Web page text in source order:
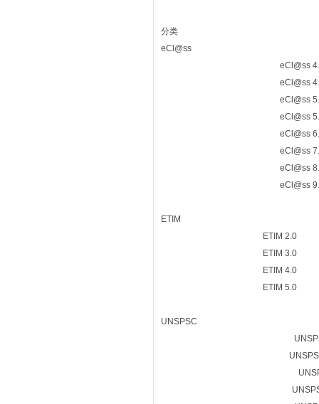
分类
eCl@ss
eCl@ss
eCl@ss
eCl@ss
eCl@ss
eCl@ss
eCl@ss
eCl@ss
eCl@ss
ETIM
ETIM 2.0
ETIM 3.0
ETIM 4.0
ETIM 5.0
UNSPSC